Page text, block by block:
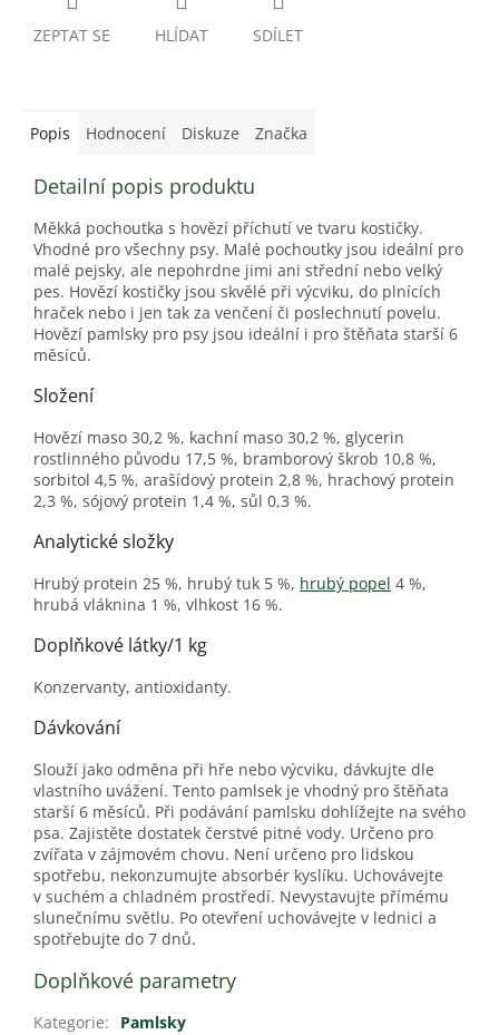
ZEPTAT SE HLÍDAT SDÍLET
Popis Hodnocení Diskuze Značka
Detailní popis produktu
Měkká pochoutka s hovězí příchutí ve tvaru kostičky.
Vhodné pro všechny psy. Malé pochoutky jsou ideální pro
malé pejsky, ale nepohrdne jimi ani střední nebo velký
pes. Hovězí kostičky jsou skvělé při výcviku, do plnících
hraček nebo i jen tak za venčení či poslechnutí povelu.
Hovězí pamlsky pro psy jsou ideální i pro štěňata starší 6
měsíců.
Složení
Hovězí maso 30,2 %, kachní maso 30,2 %, glycerin
rostlinného původu 17,5 %, bramborový škrob 10,8 %,
sorbitol 4,5 %, arašídový protein 2,8 %, hrachový protein
2,3 %, sójový protein 1,4 %, sůl 0,3 %.
Analytické složky
Hrubý protein 25 %, hrubý tuk 5 %, hrubý popel 4 %,
hrubá vláknina 1 %, vlhkost 16 %.
Doplňkové látky/1 kg
Konzervanty, antioxidanty.
Dávkování
Slouží jako odměna při hře nebo výcviku, dávkujte dle
vlastního uvážení. Tento pamlsek je vhodný pro štěňata
starší 6 měsíců. Při podávání pamlsku dohlížejte na svého
psa. Zajistěte dostatek čerstvé pitné vody. Určeno pro
zvířata v zájmovém chovu. Není určeno pro lidskou
spotřebu, nekonzumujte absorbér kyslíku. Uchovávejte
v suchém a chladném prostředí. Nevystavujte přímému
slunečnímu světlu. Po otevření uchovávejte v lednici a
spotřebujte do 7 dnů.
Doplňkové parametry
Kategorie:
Pamlsky